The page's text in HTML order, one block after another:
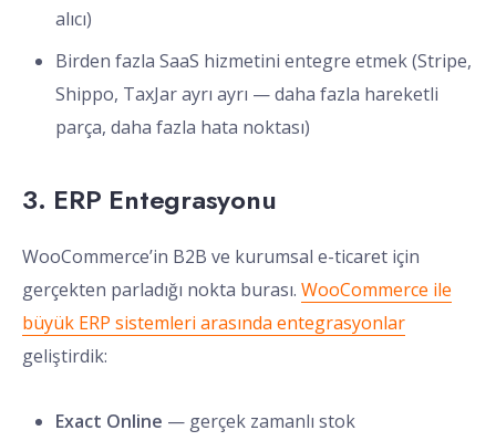
alıcı)
Birden fazla SaaS hizmetini entegre etmek (Stripe,
Shippo, TaxJar ayrı ayrı — daha fazla hareketli
parça, daha fazla hata noktası)
3. ERP Entegrasyonu
WooCommerce’in B2B ve kurumsal e-ticaret için
gerçekten parladığı nokta burası. WooCommerce ile
büyük ERP sistemleri arasında entegrasyonlar
geliştirdik:
Exact Online — gerçek zamanlı stok